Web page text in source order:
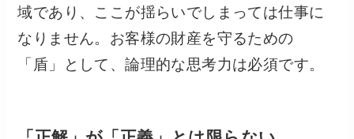
域であり、ここが揺らいでしまっては仕事に
なりません。お客様の財産を守るための
「盾」として、論理的な思考力は必須です。